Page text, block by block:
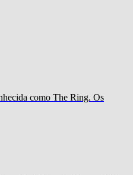
como The Ring. Os